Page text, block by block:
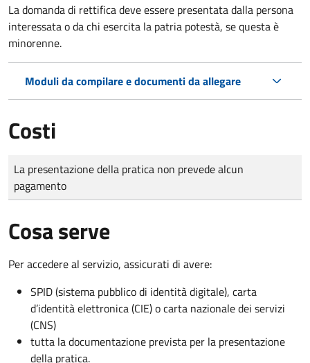
La domanda di rettifica deve essere presentata dalla persona
interessata oda chi esercita la patria potestà, se questa è
minorenne.
Moduli da compilare e documenti da allegare
Costi
Tipo di pagamento
Importo
La presentazione della pratica non prevede alcun
pagamento
Cosa serve
Per accedere al servizio, assicurati di avere:
SPID (sistema pubblico di identità digitale), carta
d’identità elettronica (CIE) o carta nazionale dei servizi
(CNS)
tutta la documentazione prevista per la presentazione
della pratica.